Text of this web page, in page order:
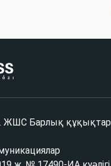
ЖШС Барлық құқықтар